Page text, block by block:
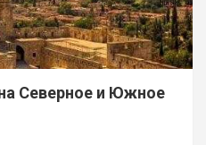
Северное и Южное